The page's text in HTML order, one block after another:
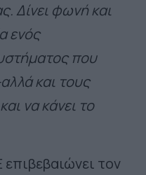
Δίνει φωνή και
ενός
που
και τους
να κάνει το
τον